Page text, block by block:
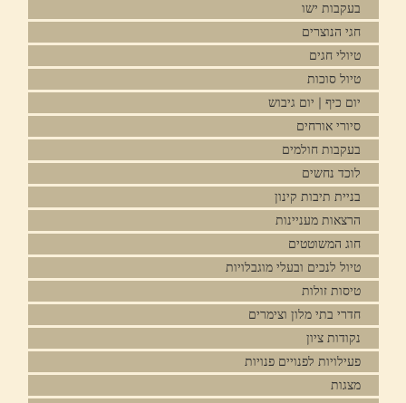
בעקבות ישו
חגי הנוצרים
טיולי חגים
טיול סוכות
יום כיף | יום גיבוש
סיורי אורחים
בעקבות חולמים
לוכד נחשים
בניית תיבות קינון
הרצאות מעניינות
חוג המשוטטים
טיול לנכים ובעלי מוגבלויות
טיסות זולות
חדרי בתי מלון וצימרים
נקודות ציון
פעילויות לפנויים פנויות
מצגות